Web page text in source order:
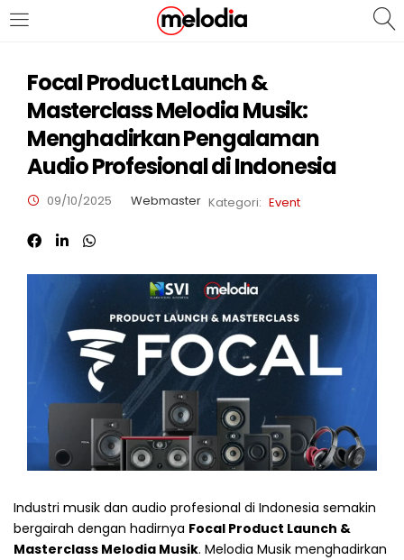
MASUK
Selalu Ingat Saya
Lupa Password Anda?
Atau
Masuk/Daftar dengan Google
Focal Product Launch &
Masterclass Melodia Musik:
Menghadirkan Pengalaman
Audio Profesional di Indonesia
09/10/2025 Webmaster Kategori: Event
Industri musik dan audio profesional di Indonesia semakin
bergairah dengan hadirnya Focal Product Launch &
Masterclass Melodia Musik. Melodia Musik menghadirkan